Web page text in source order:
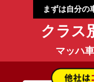
まずは自分の
クラス
マッハ